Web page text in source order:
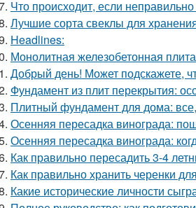
Что происходит, если
Лучшие сорта свеклы для
Headlines:
Монолитная железобетонная
Добрый день! Может подскажете,
Фундамент из плит перекрытия:
Плитный фундамент для дома:
Осенняя пересадка винограда:
Осенняя пересадка винограда:
Как правильно пересадить 3-4
Как правильно хранить черенки
Какие исторические личности